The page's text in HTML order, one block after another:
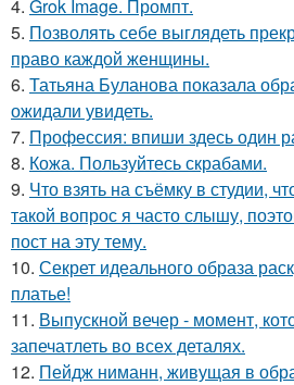
4. Grok Image. Промпт.
5. Позволять себе выглядеть
право каждой женщины.
6. Татьяна Буланова показала
ожидали увидеть.
7. Профессия: впиши здесь один
8. Кожа. Пользуйтесь скрабами.
9. Что взять на съёмку в студии,
такой вопрос я часто слышу,
пост на эту тему.
10. Секрет идеального образа
платье!
11. Выпускной вечер - момент,
запечатлеть во всех деталях.
12. Пейдж ниманн, живущая в